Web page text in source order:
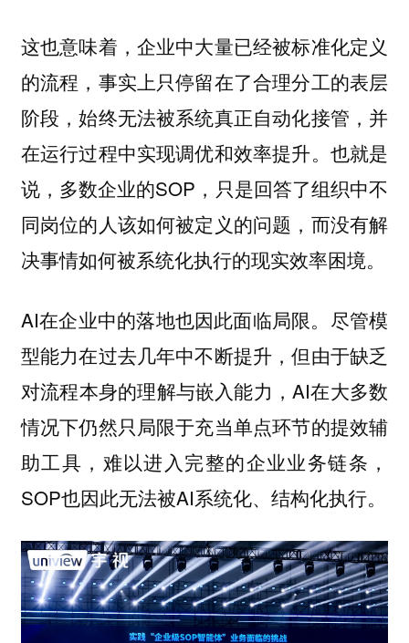
这也意味着，企业中大量已经被标准化定义
的流程，事实上只停留在了合理分工的表层
阶段，始终无法被系统真正自动化接管，并
在运行过程中实现调优和效率提升。也就是
说，多数企业的SOP，只是回答了组织中不
同岗位的人该如何被定义的问题，而没有解
决事情如何被系统化执行的现实效率困境。
AI在企业中的落地也因此面临局限。尽管模
型能力在过去几年中不断提升，但由于缺乏
对流程本身的理解与嵌入能力，AI在大多数
情况下仍然只局限于充当单点环节的提效辅
助工具，难以进入完整的企业业务链条，
SOP也因此无法被AI系统化、结构化执行。